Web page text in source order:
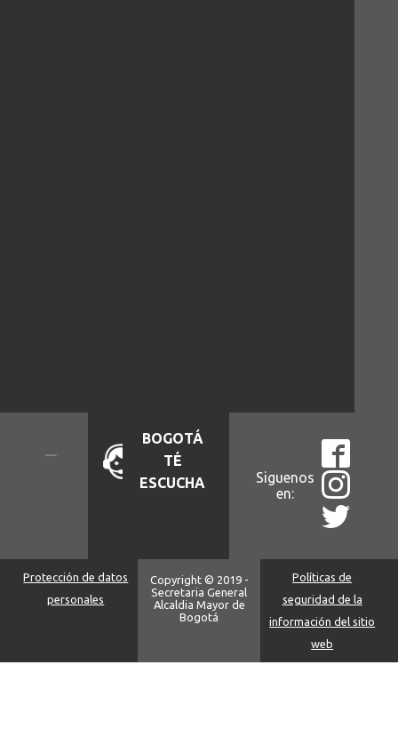
BOGOTÁ
TÉ
ESCUCHA
Siguenos
en:
Protección de datos
personales
Copyright © 2019 -
Secretaria General
Alcaldia Mayor de
Bogotá
Políticas de
seguridad de la
información del sitio
web